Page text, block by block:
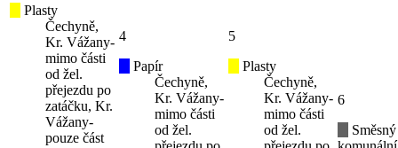
Plasty
Čechyně,
Kr. Vážany-
mimo části
od žel.
přejezdu po
zatáčku, Kr.
Vážany-
pouze část
4
Papír
Čechyně,
Kr. Vážany-
mimo části
od žel.
5
Plasty
Čechyně,
Kr. Vážany-
mimo části
od žel.
6
Směsný